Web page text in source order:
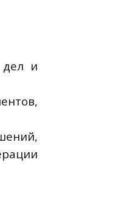
дел и